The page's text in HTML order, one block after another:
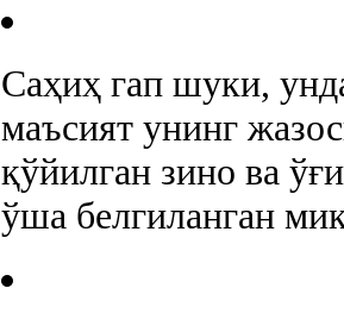
Саҳиҳ гап шуки,
маъсият унинг
қўйилган зино ва
ўша белгиланган